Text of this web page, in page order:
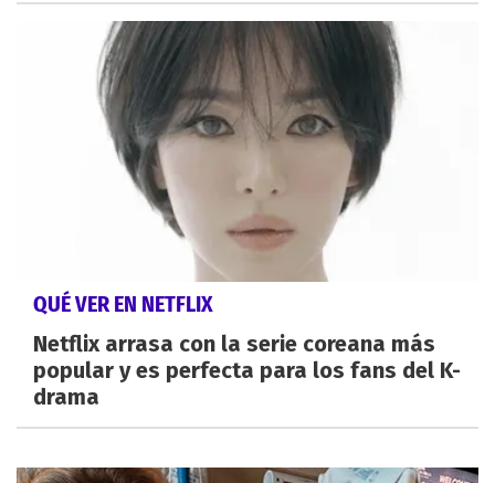
QUÉ VER EN NETFLIX
Netflix arrasa con la serie coreana más
popular y es perfecta para los fans del K-
drama